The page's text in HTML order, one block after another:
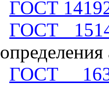
ГОСТ
ГОСТ
определения
ГОСТ